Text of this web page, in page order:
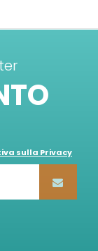
sulla Privacy